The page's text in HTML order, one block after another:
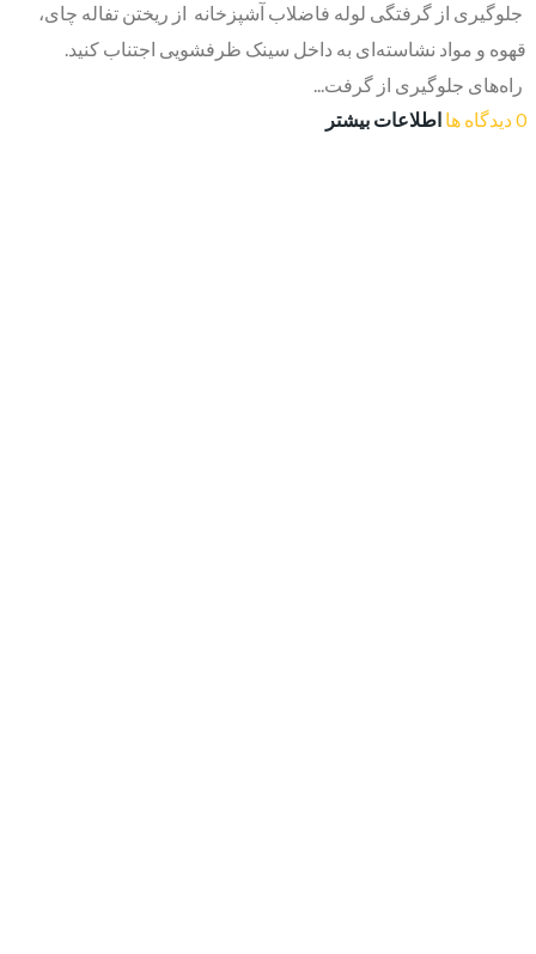
جلوگیری از گرفتگی لوله فاضلاب آشپزخانه از ریختن تفاله چای،
قهوه و مواد نشاسته‌ای به داخل سینک ظرفشویی اجتناب کنید.
راه‌های جلوگیری از گرفت...
0 دیدگاه ها
اطلاعات بیشتر